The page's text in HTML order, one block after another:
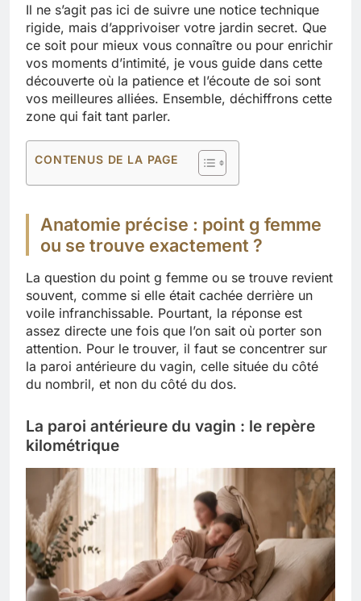
Il ne s’agit pas ici de suivre une notice technique
rigide, mais d’apprivoiser votre jardin secret. Que
ce soit pour mieux vous connaître ou pour enrichir
vos moments d’intimité, je vous guide dans cette
découverte où la patience et l’écoute de soi sont
vos meilleures alliées. Ensemble, déchiffrons cette
zone qui fait tant parler.
CONTENUS DE LA PAGE
Anatomie précise : point g femme
ou se trouve exactement ?
La question du point g femme ou se trouve revient
souvent, comme si elle était cachée derrière un
voile infranchissable. Pourtant, la réponse est
assez directe une fois que l’on sait où porter son
attention. Pour le trouver, il faut se concentrer sur
la paroi antérieure du vagin, celle située du côté
du nombril, et non du côté du dos.
La paroi antérieure du vagin : le repère
kilométrique